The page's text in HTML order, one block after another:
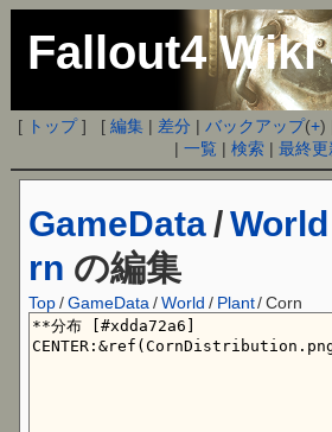
Fallout4 Wiki
[ トップ] [編集 | 差分 |バックアップ(+)
|一覧 |検索 |最終更
GameData /World
rn の編集
Top /GameData /World / Plant/ Corn